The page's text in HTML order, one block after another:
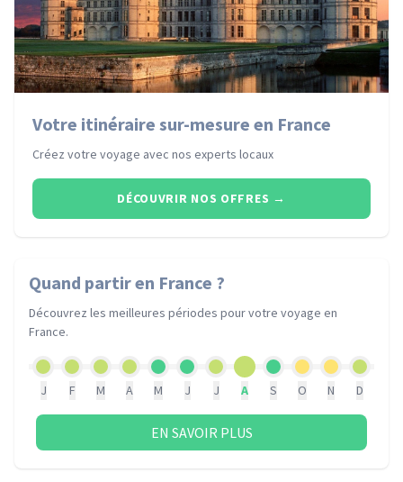
Votre itinéraire sur-mesure en France
Créez votre voyage avec nos experts locaux
DÉCOUVRIR NOS OFFRES →
Quand partiren France ?
Découvrez les meilleures périodes pour votre voyage en
France.
J F M A M J J A S O N D
EN SAVOIR PLUS